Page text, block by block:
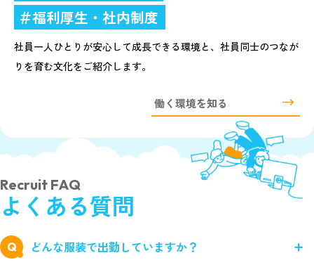
＃福利厚生・社内制度
社員一人ひとりが安心して成長できる環境と、社員同士のつなが
りを育む文化をご紹介します。
働く環境を知る
Recruit FAQ
よ く ある質問
どんな服装で出勤していますか？